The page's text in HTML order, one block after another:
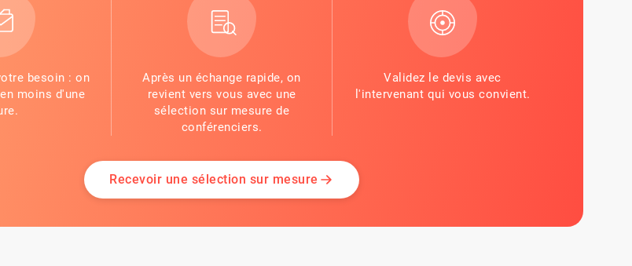
besoin : on
moins d'une
Après un échange rapide, on
revient vers vous avec une
sélection sur mesure de
conférenciers.
Validez le devis avec
l'intervenant qui vous convient.
Recevoir une sélection sur mesure